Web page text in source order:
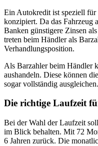
Ein Autokredit ist speziell für
konzipiert. Da das Fahrzeug
Banken günstigere Zinsen
treten beim Händler als
Verhandlungsposition.
Als Barzahler beim Händler
aushandeln. Diese können
sogar vollständig ausgleichen.
Die richtige Laufzeit
Bei der Wahl der Laufzeit
im Blick behalten. Mit 72
6 Jahren zurück. Die